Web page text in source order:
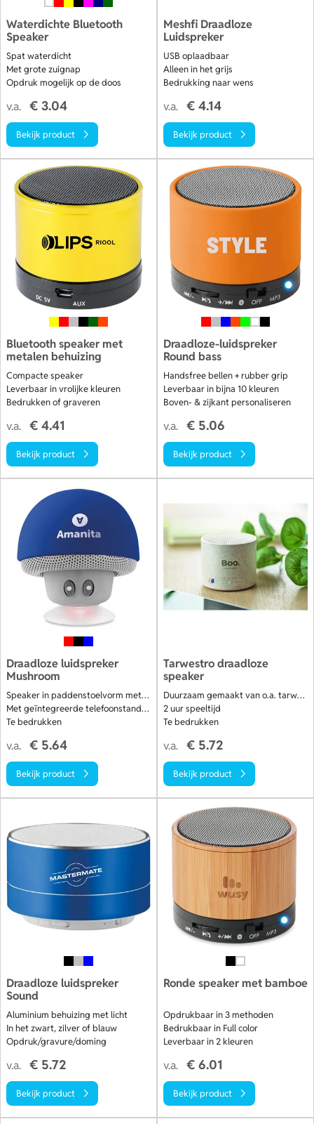
Waterdichte Bluetooth
Speaker
Spat waterdicht
Met grote zuignap
Opdruk mogelijk op de doos
v.a. € 3.04
Bekijk product
Meshfi Draadloze
Luidspreker
USB oplaadbaar
Alleen in het grijs
Bedrukking naar wens
v.a. € 4.14
Bekijk product
Bluetooth speaker met
metalen behuizing
Compacte speaker
Leverbaar in vrolijke kleuren
Bedrukken of graveren
v.a. € 4.41
Bekijk product
Draadloze-luidspreker
Round bass
Handsfree bellen + rubber grip
Leverbaar in bijna 10 kleuren
Boven- & zijkant personaliseren
v.a. € 5.06
Bekijk product
Draadloze luidspreker
Mushroom
Speaker in paddenstoelvorm met zuignap
Met geïntegreerde telefoonstandaard en
Te bedrukken
v.a. € 5.64
Bekijk product
Tarwestro draadloze
speaker
Duurzaam gemaakt van o.a. tarwestro
2 uur speeltijd
Te bedrukken
v.a. € 5.72
Bekijk product
Draadloze luidspreker
Sound
Aluminium behuizing met licht
In het zwart, zilver of blauw
Opdruk/gravure/doming
v.a. € 5.72
Bekijk product
Ronde speaker met bamboe
Opdrukbaar in 3 methoden
Bedrukbaar in Full color
Leverbaar in 2 kleuren
v.a. € 6.01
Bekijk product